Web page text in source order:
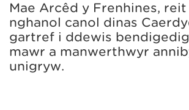
Mae Arcêd y Frenhines,
nghanol canol dinas
gartref i ddewis
mawr a manwerthwyr
unigryw.